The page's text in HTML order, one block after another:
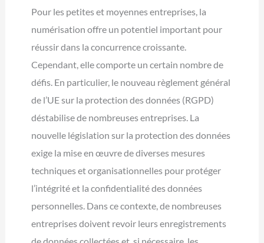
Pour les petites et moyennes entreprises, la
numérisation offre un potentiel important pour
réussir dans la concurrence croissante.
Cependant, elle comporte un certain nombre de
défis. En particulier, le nouveau règlement général
de l’UE sur la protection des données (RGPD)
déstabilise de nombreuses entreprises. La
nouvelle législation sur la protection des données
exige la mise en œuvre de diverses mesures
techniques et organisationnelles pour protéger
l’intégrité et la confidentialité des données
personnelles. Dans ce contexte, de nombreuses
entreprises doivent revoir leurs enregistrements
de données collectées et, si nécessaire, les